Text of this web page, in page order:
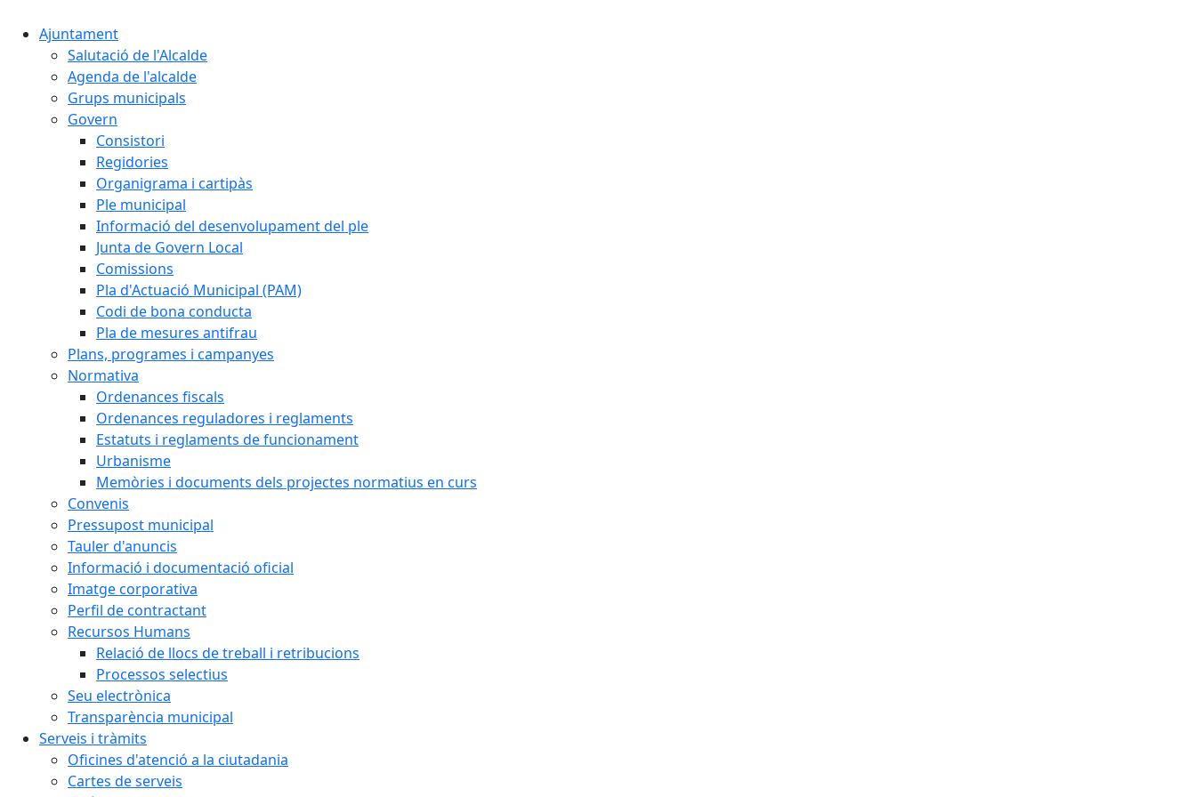
Ajuntament
Salutació de l'Alcalde
Agenda de l'alcalde
Grups municipals
Govern
Consistori
Regidories
Organigrama i cartipàs
Ple municipal
Informació del desenvolupament del ple
Junta de Govern Local
Comissions
Pla d'Actuació Municipal (PAM)
Codi de bona conducta
Pla de mesures antifrau
Plans, programes i campanyes
Normativa
Ordenances fiscals
Ordenances reguladores i reglaments
Estatuts i reglaments de funcionament
Urbanisme
Memòries i documents dels projectes normatius en curs
Convenis
Pressupost municipal
Tauler d'anuncis
Informació i documentació oficial
Imatge corporativa
Perfil de contractant
Recursos Humans
Relació de llocs de treball i retribucions
Processos selectius
Seu electrònica
Transparència municipal
Serveis i tràmits
Oficines d'atenció a la ciutadania
Cartes de serveis